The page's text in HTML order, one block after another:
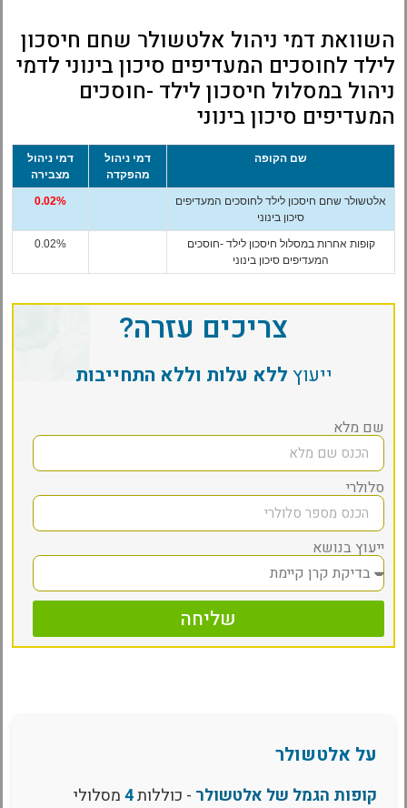
השוואת דמי ניהול אלטשולר שחם חיסכון
לילד לחוסכים המעדיפים סיכון בינוני לדמי
ניהול במסלול חיסכון לילד -חוסכים
המעדיפים סיכון בינוני
שם הקופה
דמי ניהול
מהפקדה
דמי ניהול
מצבירה
אלטשולר שחם חיסכון לילד לחוסכים המעדיפים
סיכון בינוני
0.02%
קופות אחרות במסלול חיסכון לילד -חוסכים
המעדיפים סיכון בינוני
0.02%
צריכים עזרה?
ייעוץללא עלות וללא התחייבות
שם מלא
סלולרי
ייעוץ בנושא
שליחה
על אלטשולר
קופות הגמל של אלטשולר - כוללות4מסלולי